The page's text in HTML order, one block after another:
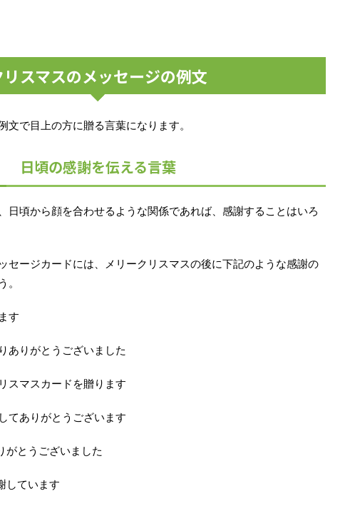
リスマスのメッセージの例文
文で目上の方に贈る言葉になります。
日頃の感謝を伝える言葉
日頃から顔を合わせるような関係であれば、感謝することはいろ
セージカードには、メリークリスマスの後に下記のような感謝の
。
す
ありがとうございました
スマスカードを贈ります
てありがとうございます
とうございました
ています